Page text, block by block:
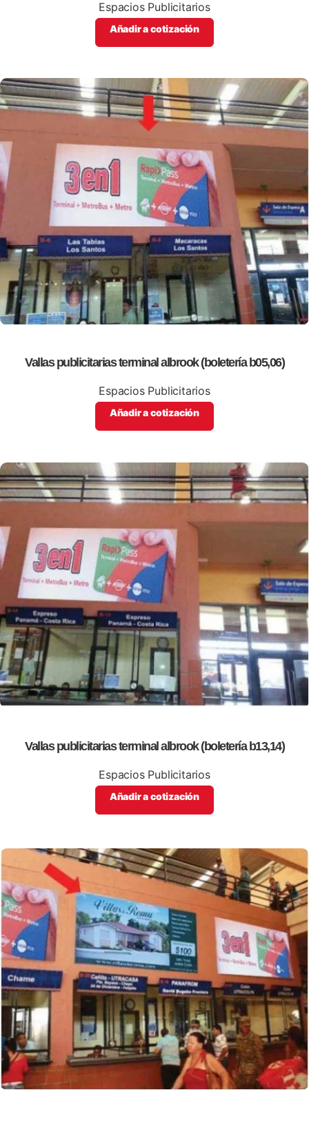
Espacios Publicitarios
Añadir a cotización
Vallas publicitarias terminal albrook (boletería b05,06)
Espacios Publicitarios
Añadir a cotización
Vallas publicitarias terminal albrook (boletería b13,14)
Espacios Publicitarios
Añadir a cotización